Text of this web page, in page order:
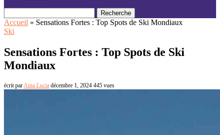
Recherche
Accueil » Sensations Fortes : Top Spots de Ski Mondiaux
Ski
Sensations Fortes : Top Spots de Ski
Mondiaux
écrit parAina Lucia décembre 1, 2024 445 vues